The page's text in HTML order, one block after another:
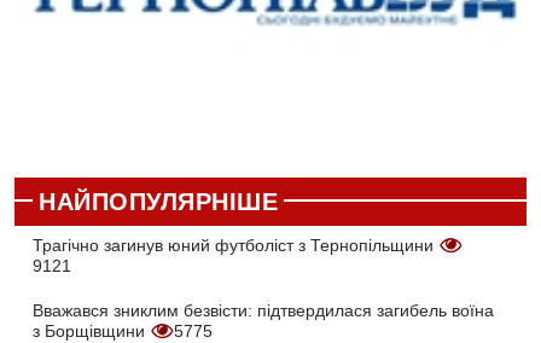
НАЙПОПУЛЯРНІШЕ
Трагічно загинув юний футболіст з Тернопільщини
9121
Вважався зниклим безвісти: підтвердилася загибель воїна
з Борщівщини
5775